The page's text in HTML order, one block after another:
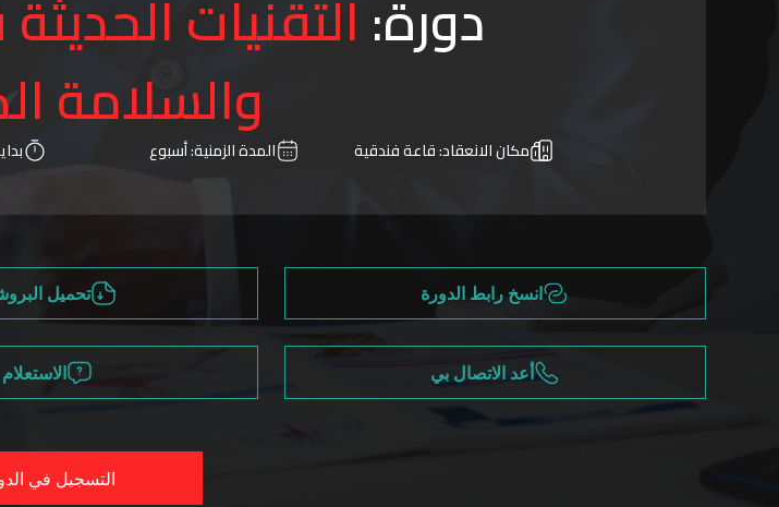
دورة: التقنيات
والسلامة
مكان الانعقاد:قاعة فندقية المدة الزمنية:أسبوع
انسخ رابط الدورة تحميل
أعد الاتصال بي الاستعلام
التسجيل في